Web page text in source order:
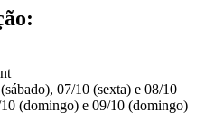
07/10 (sexta) e 08/10
(domingo) e 09/10 (domingo)